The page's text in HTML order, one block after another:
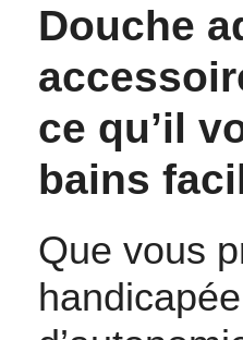
Douche
ce qu’il
bains
Que vous